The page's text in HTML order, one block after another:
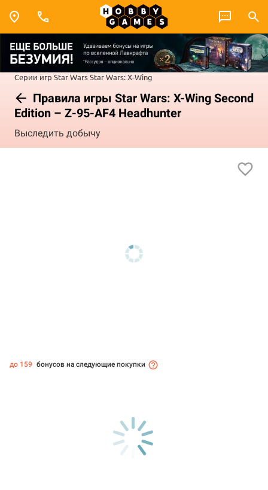
Серии игр Star WarsStar Wars: X-Wing
Правила игры Star Wars: X-Wing Second
Edition – Z-95-AF4 Headhunter
Выследить добычу
до 159 бонусов на следующие покупки